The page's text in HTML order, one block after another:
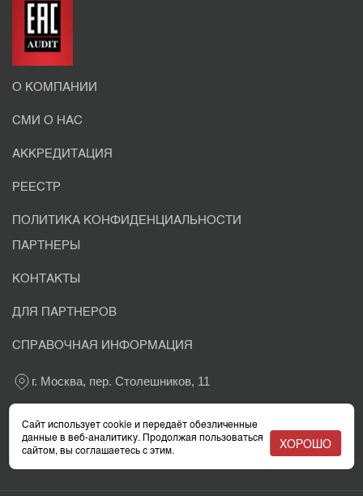
О КОМПАНИИ
СМИ О НАС
АККРЕДИТАЦИЯ
РЕЕСТР
ПОЛИТИКА КОНФИДЕНЦИАЛЬНОСТИ
ПАРТНЕРЫ
КОНТАКТЫ
ДЛЯ ПАРТНЕРОВ
СПРАВОЧНАЯ ИНФОРМАЦИЯ
г. Москва, пер. Столешников, 11
info@eacaudit.ru
Сайт использует cookie и передаёт обезличенные
данные в веб-аналитику. Продолжая пользоваться
сайтом, вы соглашаетесь с этим.
ХОРОШО